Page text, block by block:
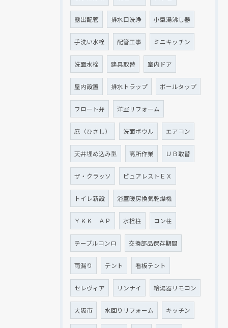
露出配管 排水口洗浄 小型湯沸し器
手洗い水栓 配管工事 ミニキッチン
洗面水栓 建具取替 室内ドア
屋内設置 排水トラップ ボールタップ
フロート弁 洋室リフォーム
庇（ひさし） 洗面ボウル エアコン
天井埋め込み型 高所作業 ＵＢ取替
ザ・クラッソ ピュアレストＥＸ
トイレ新設 浴室暖房換気乾燥機
ＹＫＫ ＡＰ 水栓柱 コン柱
テーブルコンロ 交換部品保存期間
雨漏り テント 看板テント
セレヴィア リンナイ 給湯器リモコン
大阪市 水回りリフォーム キッチン